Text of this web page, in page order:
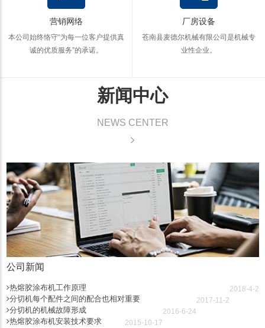
营销网络
本公司始终恪守“为每一位客户提供真
诚的优质服务”的承诺。
厂房设备
苍南县麦德尔机械有限公司是机械专
业性企业。
新闻中心
NEWS CENTER
公司新闻
热熔胶涂布机工作原理 2018-4-2
分切机每个配件之间的配合也相对重要 2017-11-2
分切机的机械故障形成 2016-6-24
热熔胶涂布机安装技术要求 2015-10-17